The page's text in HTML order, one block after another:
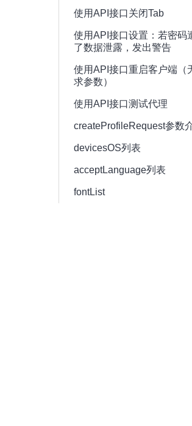
使用API接口关闭Tab
使用API接口设置：若密码
了数据泄露，发出警告
使用API接口重启客户端（
求参数）
使用API接口测试代理
createProfileRequest参数
devicesOS列表
acceptLanguage列表
fontList